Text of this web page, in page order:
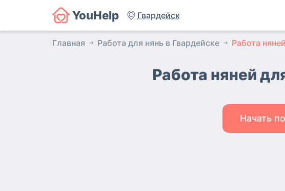
YouHelp Гвардейск
Главная Работа для нянь в Гвардейске Работа
Работа няней
Начать